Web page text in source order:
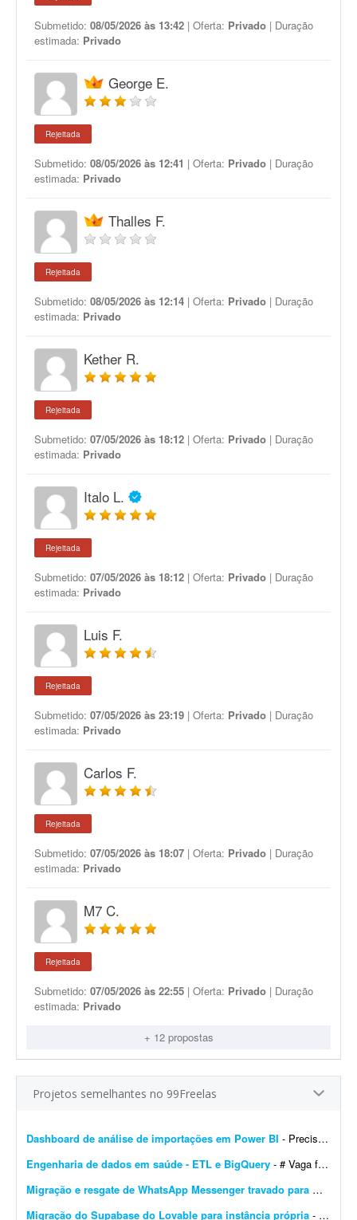
Submetido: 08/05/2026 às 13:42 | Oferta: Privado | Duração
estimada: Privado
George E.
Rejeitada
Submetido: 08/05/2026 às 12:41 | Oferta: Privado | Duração
estimada: Privado
Thalles F.
Rejeitada
Submetido: 08/05/2026 às 12:14 | Oferta: Privado | Duração
estimada: Privado
Kether R.
Rejeitada
Submetido: 07/05/2026 às 18:12 | Oferta: Privado | Duração
estimada: Privado
Italo L.
Rejeitada
Submetido: 07/05/2026 às 18:12 | Oferta: Privado | Duração
estimada: Privado
Luis F.
Rejeitada
Submetido: 07/05/2026 às 23:19 | Oferta: Privado | Duração
estimada: Privado
Carlos F.
Rejeitada
Submetido: 07/05/2026 às 18:07 | Oferta: Privado | Duração
estimada: Privado
M7 C.
Rejeitada
Submetido: 07/05/2026 às 22:55 | Oferta: Privado | Duração
estimada: Privado
+ 12 propostas
Projetos semelhantes no 99Freelas
Dashboard de análise de importações em Power BI - Preciso de um profissional em Power BI para me auxiliar no desenvolvimento de um dashboard de análise de importações de certos produtos na América do Sul. Meu conhecime...
Engenharia de dados em saúde - ETL e BigQuery - # Vaga freelancer - Especialista em Dados de Saúde (Pleno/Sênior) | ETL, BigQuery e Integração de Sistemas ## Sobre o projeto Buscamos um profissional, nível Ple...
Migração e resgate de WhatsApp Messenger travado para WhatsApp Business
Migração do Supabase do Lovable para instância própria - Migração do projeto Supabase atualmente hospedado no Lovable para uma instância própria, sem migração de dados. Escopo do trabalho: - Criar novo projeto no...